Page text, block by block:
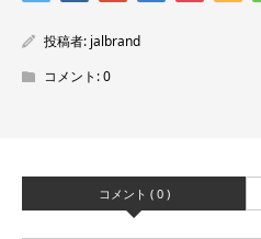
投稿者: jalbrand
コメント:0
コメント ( 0 )